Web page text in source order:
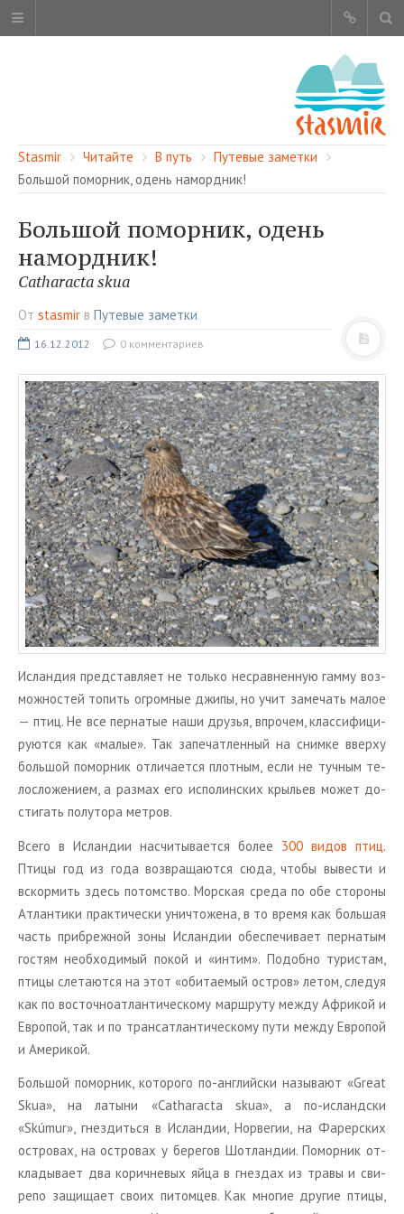
АВТОРЫ
ЧИТАЙТЕ
СМОТРИТЕ
НАШИ УСЛУГИ
ТУРЫ В ИСЛАНДИЮ
ЗАКАЖИТЕ ТУР
ОТЗЫВЫ
МЕТА
Войти
Лента записей
Лента комментариев
WordPress.org
Stasmir Читайте В путь
Путевые заметки
Большой поморник, одень намордник!
Большой поморник, одень
намордник!
Catharacta skua
От stasmir в Путевые заметки
16.12.2012 0 комментариев
Ис­лан­дия пред­став­ля­ет не толь­ко несрав­нен­ную гамму воз­
мож­но­стей то­пить огром­ные джипы, но учит за­ме­чать малое
— птиц. Не все пер­на­тые наши дру­зья, впро­чем, клас­си­фи­ци­
ру­ют­ся как «малые». Так за­пе­чат­лен­ный на сним­ке ввер­ху
боль­шой по­мор­ник от­ли­ча­ет­ся плот­ным, если не туч­ным те­
ло­сло­же­ни­ем, а раз­мах его ис­по­лин­ских кры­льев может до­
сти­гать по­лу­то­ра мет­ров.
Всего в Ис­лан­дии на­счи­ты­ва­ет­ся более 300 видов птиц.
Птицы год из года воз­вра­ща­ют­ся сюда, чтобы вы­ве­сти и
вскор­мить здесь потом­ство. Мор­ская среда по обе сто­ро­ны
Ат­лан­ти­ки прак­ти­че­ски уни­что­же­на, в то время как боль­шая
часть при­бреж­ной зоны Ис­лан­дии обес­пе­чи­ва­ет пер­на­тым
го­стям необ­хо­ди­мый покой и «интим». По­доб­но ту­ри­стам,
птицы сле­та­ют­ся на этот «оби­та­е­мый ост­ров» летом, сле­дуя
как по во­сточ­но­ат­лан­ти­че­ско­му марш­ру­ту между Аф­ри­кой и
Ев­ро­пой, так и по транс­ат­лан­ти­че­ско­му пути между Ев­ро­пой
и Аме­ри­кой.
Боль­шой по­мор­ник, ко­то­ро­го по-ан­глий­ски на­зы­ва­ют «Great
Skua», на ла­ты­ни «Catharacta skua», а по-ис­ланд­ски
«Skúmur», гнез­дить­ся в Ис­лан­дии, Нор­ве­гии, на Фа­рер­ских
ост­ро­вах, на ост­ро­вах у бе­ре­гов Шот­лан­дии. По­мор­ник от­
кла­ды­ва­ет два ко­рич­не­вых яйца в гнез­дах из травы и сви­
ре­по за­щи­ща­ет своих пи­том­цев. Как мно­гие дру­гие птицы,